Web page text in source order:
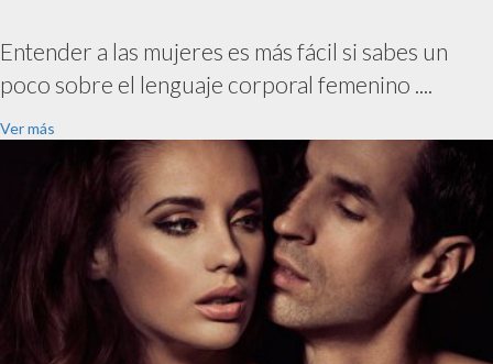
Entender a las mujeres es más fácil si sabes un
poco sobre el lenguaje corporal femenino ....
Ver más